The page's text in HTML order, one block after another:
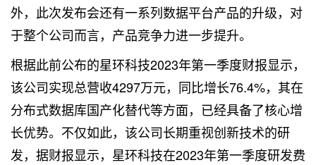
外，此次发布会还有一系列数据平台产品的升级，对
于整个公司而言，产品竞争力进一步提升。
根据此前公布的星环科技2023年第一季度财报显示，
该公司实现总营收4297万元，同比增长76.4%，其在
分布式数据库国产化替代等方面，已经具备了核心增
长优势。不仅如此，该公司长期重视创新技术的研
发，据财报显示，星环科技在2023年第一季度研发费